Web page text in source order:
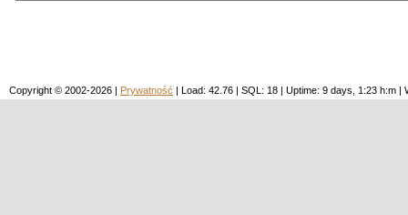
Copyright © 2002-2026 | Prywatność | Load: 42.76 | SQL: 18 | Uptime: 9 days, 1:23 h:m